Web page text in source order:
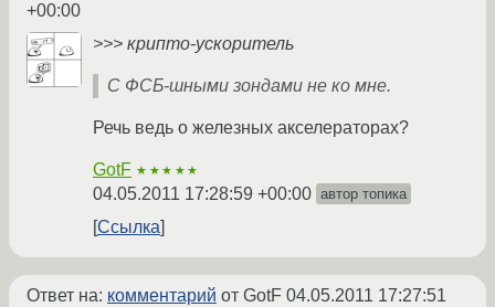
+00:00
>>> крипто-ускоритель
С ФСБ-шными зондами не ко мне.
Речь ведь о железных акселераторах?
GotF ★★★★★
04.05.2011 17:28:59 +00:00 автор топика
Ссылка
Ответ на: комментарий от GotF 04.05.2011 17:27:51